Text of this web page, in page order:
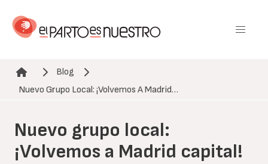
contenido
Ruta de navegación
Blog
Nuevo Grupo Local: ¡Volvemos A Madrid…
Nuevo grupo local:
¡Volvemos a Madrid capital!